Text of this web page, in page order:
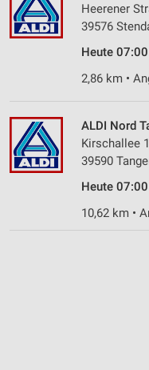
Heerener
39576
Heute
2,86 km •
ALDI Nord
Kirschallee
39590
Heute
10,62 km •